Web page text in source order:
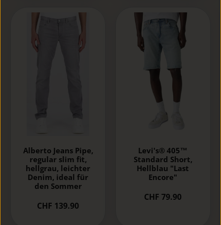
Alberto Jeans Pipe,
regular slim fit,
hellgrau, leichter
Denim, ideal für
den Sommer
CHF 139.90
Levi's® 405™
Standard Short,
Hellblau "Last
Encore"
CHF 79.90